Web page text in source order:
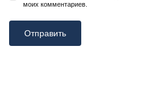
моих комментариев.